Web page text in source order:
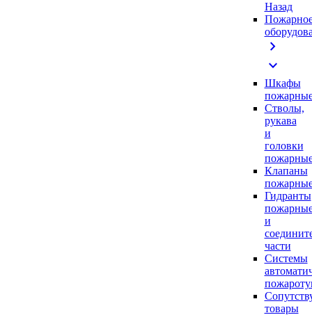
Назад
chevron_right
expand_more
Шкафы
Стволы,
рукава
и
головки
Клапаны
Гидранты
и
части
Системы
товары